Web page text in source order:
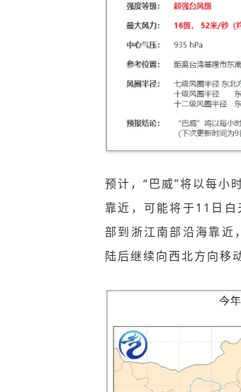
预计，“巴威”将以每小
靠近，可能将于11日
部到浙江南部沿海靠近
陆后继续向西北方向移动